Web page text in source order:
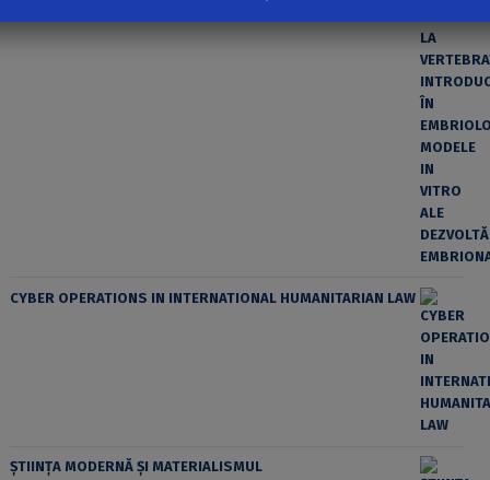
CYBER OPERATIONS IN INTERNATIONAL HUMANITARIAN LAW
ȘTIINȚA MODERNĂ ȘI MATERIALISMUL